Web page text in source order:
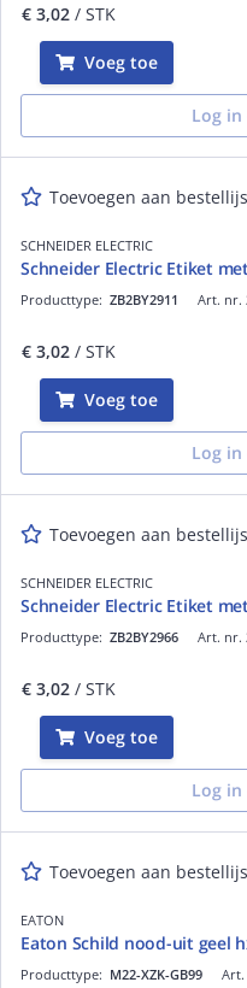
€ 3,02 / STK
Voeg toe
Log
Toevoegen aan
SCHNEIDER ELECTRIC
Schneider Electric Etiket
Art. nr.
Producttype: ZB2BY2911
€ 3,02 / STK
Voeg toe
Log
Toevoegen aan
SCHNEIDER ELECTRIC
Schneider Electric Etiket
Art. nr.
Producttype: ZB2BY2966
€ 3,02 / STK
Voeg toe
Log
Toevoegen aan
EATON
Eaton Schild nood-uit geel
Producttype: M22-XZK-GB99